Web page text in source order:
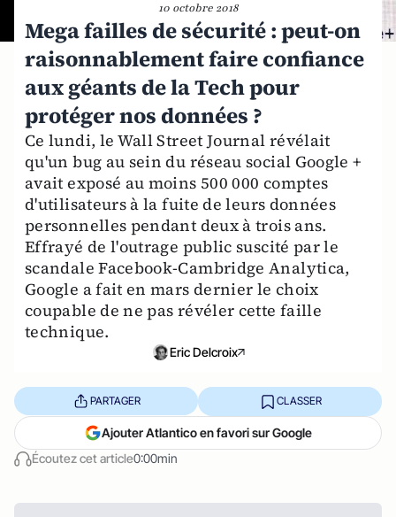
10 octobre 2018
Mega failles de sécurité : peut-on
raisonnablement faire confiance
aux géants de la Tech pour
protéger nos données ?
Ce lundi, le Wall Street Journal révélait
qu'un bug au sein du réseau social Google +
avait exposé au moins 500 000 comptes
d'utilisateurs à la fuite de leurs données
personnelles pendant deux à trois ans.
Effrayé de l'outrage public suscité par le
scandale Facebook-Cambridge Analytica,
Google a fait en mars dernier le choix
coupable de ne pas révéler cette faille
technique.
Eric Delcroix
Écoutez cet article0:00min
PARTAGER CLASSER
Ajouter Atlantico en favori sur Google